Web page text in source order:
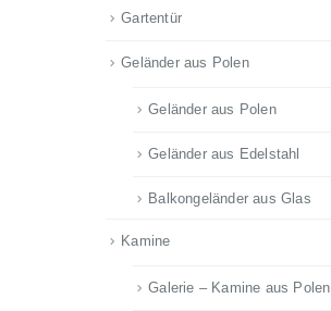
Gartentür
Geländer aus Polen
Geländer aus Polen
Geländer aus Edelstahl
Balkongeländer aus Glas
Kamine
Galerie – Kamine aus Polen